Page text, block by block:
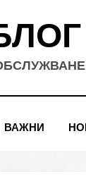
ВАЖНИ